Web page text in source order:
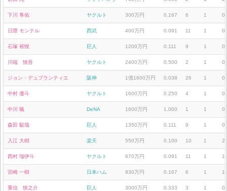
下川 隼佑 ヤクルト 300万円 0.167 6 1 0
日隈 モンテル 西武 400万円 0.091 11 1 0
石塚 裕惺 巨人 1200万円 0.111 9 1 0
川端 慎吾 ヤクルト 2400万円 0.500 2 1 0
ジョン・デュプランティエ 阪神 1億1600万円 0.038 26 1 0
中村 優斗 ヤクルト 1600万円 0.250 4 1 0
中川 颯 DeNA 1600万円 1.000 1 1 0
森田 駿哉 巨人 1350万円 0.111 9 1 0
入江 大樹 楽天 550万円 0.100 10 1 2
西村 瑠伊斗 ヤクルト 670万円 0.091 11 1 1
宮崎 一樹 日本ハム 930万円 0.167 6 1 1
重信 慎之介 巨人 3000万円 0.333 3 1 0